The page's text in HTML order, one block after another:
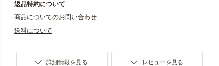
返品特約について
商品についてのお問い合わせ
送料について
詳細情報を見る レビューを見る